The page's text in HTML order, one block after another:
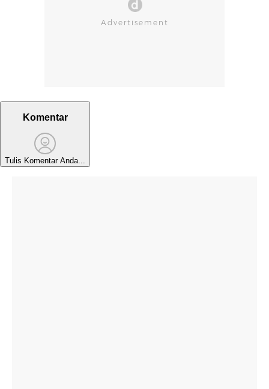
Komentar
Tulis Komentar Anda...